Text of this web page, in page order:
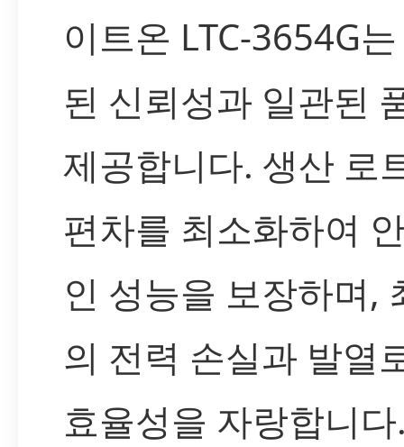
이트온 LTC-3654G
된 신뢰성과 일관된
제공합니다. 생산 로
편차를 최소화하여
인 성능을 보장하며,
의 전력 손실과 발열
효율성을 자랑합니